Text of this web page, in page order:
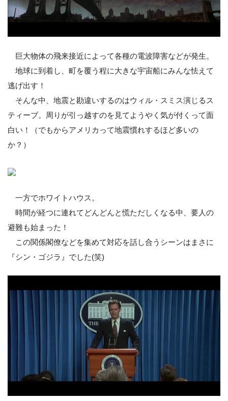
巨大物体の飛来接近によって各種の電波障害などが発生。
地球に到着し、町を覆う程に大きな宇宙船にみんな怯えて
逃げ出す！
そんな中、地震と勘違いするのはウィル・スミス演じるス
ティーブ。周りが引っ越すのを見てようやく気が付くって面
白い！（でもからアメリカって地震慣れするほど多いの
か？）
一方でホワイトハウス。
時間が経つに連れてどんどんと慌ただしくなる中、要人の
避難も始まった！
この関係閣僚などを集めて対応を話し合うシーンはまさに
『シン・ゴジラ』でした(笑)